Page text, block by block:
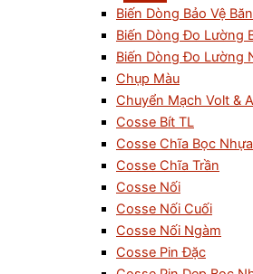
Biến Dòng Bảo Vệ
Biến Dòng Đo Lường
Biến Dòng Đo Lường
Chụp Màu
Chuyển Mạch Volt &
Cosse Bít TL
Cosse Chĩa Bọc Nhựa
Cosse Chĩa Trần
Cosse Nối
Cosse Nối Cuối
Cosse Nối Ngàm
Cosse Pin Đặc